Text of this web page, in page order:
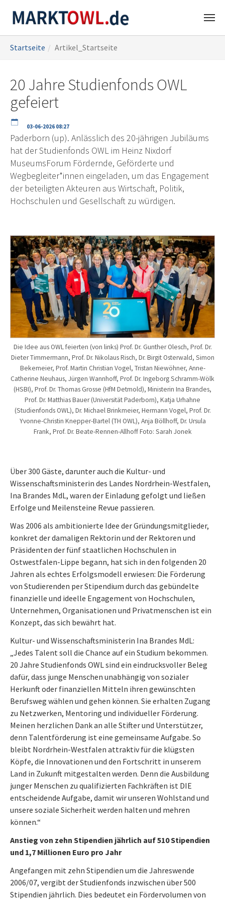
Hauptinhalt
sind
Startseite Artikel_Startseite
20 Jahre Studienfonds OWL
gefeiert
03-06-2026 08:27
Paderborn (up). Anlässlich des 20-jährigen Jubiläums
hat der Studienfonds OWL im Heinz Nixdorf
MuseumsForum Fördernde, Geförderte und
Wegbegleiter*innen eingeladen, um das Engagement
der beteiligten Akteuren aus Wirtschaft, Politik,
Hochschulen und Gesellschaft zu würdigen.
Die Idee aus OWL feierten (von links) Prof. Dr. Gunther Olesch, Prof. Dr.
Dieter Timmermann, Prof. Dr. Nikolaus Risch, Dr. Birgit Osterwald, Simon
Bekemeier, Prof. Martin Christian Vogel, Tristan Niewöhner, Anne-
Catherine Neuhaus, Jürgen Wannhoff, Prof. Dr. Ingeborg Schramm-Wölk
(HSBI), Prof. Dr. Thomas Grosse (HfM Detmold), Ministerin Ina Brandes,
Prof. Dr. Matthias Bauer (Universität Paderborn), Katja Urhahne
(Studienfonds OWL), Dr. Michael Brinkmeier, Hermann Vogel, Prof. Dr.
Yvonne-Christin Knepper-Bartel (TH OWL), Anja Böllhoff, Dr. Ursula
Frank, Prof. Dr. Beate-Rennen-Allhoff Foto: Sarah Jonek
Über 300 Gäste, darunter auch die Kultur- und
Wissenschaftsministerin des Landes Nordrhein-Westfalen,
Ina Brandes MdL, waren der Einladung gefolgt und ließen
Erfolge und Meilensteine Revue passieren.
Was 2006 als ambitionierte Idee der Gründungsmitglieder,
konkret der damaligen Rektorin und der Rektoren und
Präsidenten der fünf staatlichen Hochschulen in
Ostwestfalen-Lippe begann, hat sich in den folgenden 20
Jahren als echtes Erfolgsmodell erwiesen: Die Förderung
von Studierenden per Stipendium durch das gebündelte
finanzielle und ideelle Engagement von Hochschulen,
Unternehmen, Organisationen und Privatmenschen ist ein
Konzept, das sich bewährt hat.
Kultur- und Wissenschaftsministerin Ina Brandes MdL:
„Jedes Talent soll die Chance auf ein Studium bekommen.
20 Jahre Studienfonds OWL sind ein eindrucksvoller Beleg
dafür, dass junge Menschen unabhängig von sozialer
Herkunft oder finanziellen Mitteln ihren gewünschten
Berufsweg wählen und gehen können. Sie erhalten Zugang
zu Netzwerken, Mentoring und individueller Förderung.
Meinen herzlichen Dank an alle Stifter und Unterstützer,
denn Talentförderung ist eine gemeinsame Aufgabe. So
bleibt Nordrhein-Westfalen attraktiv für die klügsten
Köpfe, die Innovationen und den Fortschritt in unserem
Land in Zukunft mitgestalten werden. Denn die Ausbildung
junger Menschen zu qualifizierten Fachkräften ist DIE
entscheidende Aufgabe, damit wir unseren Wohlstand und
unsere soziale Sicherheit werden halten und mehren
können.“
Anstieg von zehn Stipendien jährlich auf 510 Stipendien
und 1,7 Millionen Euro pro Jahr
Angefangen mit zehn Stipendien um die Jahreswende
2006/07, vergibt der Studienfonds inzwischen über 500
Stipendien jährlich. Dies bedeutet ein Fördervolumen von